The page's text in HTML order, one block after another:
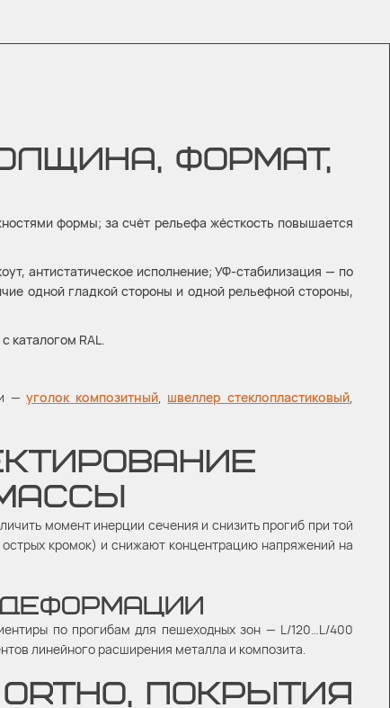
ФОРМАТ,
формы; за счёт рельефа жёсткость повышается
антистатическое исполнение; УФ-стабилизация — по
одной гладкой стороны и одной рельефной стороны,
каталогом RAL.
—уголок композитный, швеллер стеклопластиковый,
момент инерции сечения и снизить прогиб при той
кромок) и снижают концентрацию напряжений на
по прогибам для пешеходных зон — L/120…L/400
линейного расширения металла и композита.
ПОКРЫТИЯ